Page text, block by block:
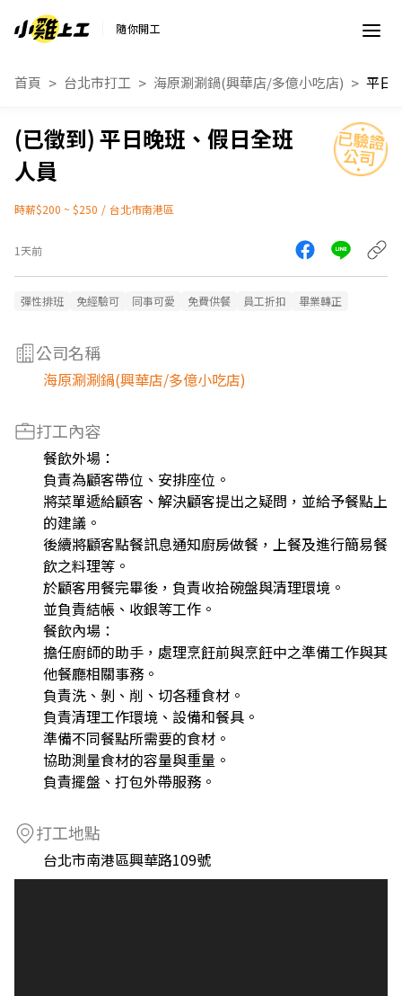
隨你開工
首頁 台北市打工 海原涮涮鍋(興華店/多億小吃店) 平日
平日晚班、假日全班
人員
時薪$200 ~ $250 / 台北市南港區
1天前
彈性排班 免經驗可 同事可愛 免費供餐 員工折扣 畢業轉正
公司名稱
海原涮涮鍋(興華店/多億小吃店)
打工內容
餐飲外場：
負責為顧客帶位、安排座位。
將菜單遞給顧客、解決顧客提出之疑問，並給予餐點上
的建議。
後續將顧客點餐訊息通知廚房做餐，上餐及進行簡易餐
飲之料理等。
於顧客用餐完畢後，負責收拾碗盤與清理環境。
並負責結帳、收銀等工作。
餐飲內場：
擔任廚師的助手，處理烹飪前與烹飪中之準備工作與其
他餐廳相關事務。
負責洗、剝、削、切各種食材。
負責清理工作環境、設備和餐具。
準備不同餐點所需要的食材。
協助測量食材的容量與重量。
負責擺盤、打包外帶服務。
打工地點
台北市南港區興華路109號